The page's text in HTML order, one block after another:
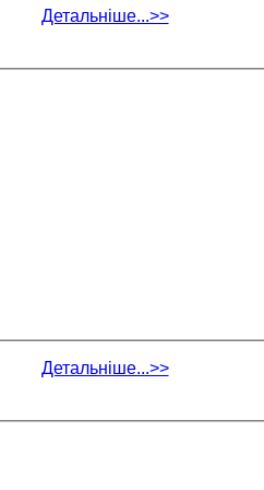
Детальніше...>>
Детальніше...>>